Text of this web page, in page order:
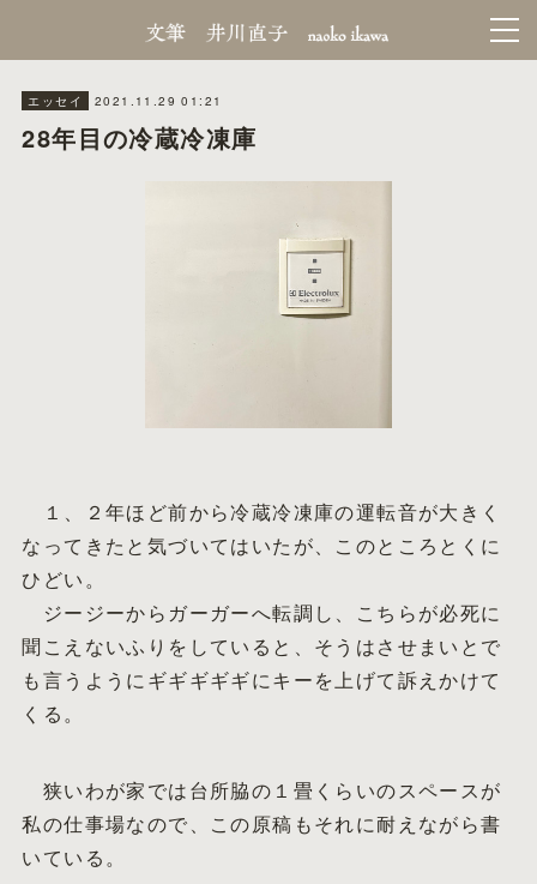
エッセイ 2021.11.29 01:21
28年目の冷蔵冷凍庫
１、２年ほど前から冷蔵冷凍庫の運転音が大きく
なってきたと気づいてはいたが、このところとくに
ひどい。
ジージーからガーガーへ転調し、こちらが必死に
聞こえないふりをしていると、そうはさせまいとで
も言うようにギギギギギにキーを上げて訴えかけて
くる。
狭いわが家では台所脇の１畳くらいのスペースが
私の仕事場なので、この原稿もそれに耐えながら書
いている。